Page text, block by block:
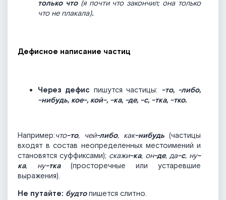
только что (я почти что закончил; она только
что не плакала).
Дефисное написание частиц
Через дефис пишутся частицы: -то, -либо,
-нибудь, кое-, кой-, -ка, -де, -с, -тка, -тко.
Например:что-то, чей-либо, как-нибудь (частицы
входят в состав неопределенных местоимений и
становятся суффиксами); скажи-ка, он-де, да-с, ну-
ка, ну-тка(просторечные или устаревшие
выражения).
Не путайте: будтопишется слитно.